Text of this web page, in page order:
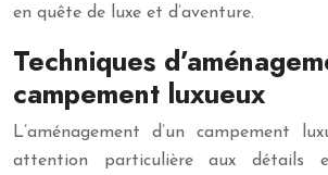
en quête de luxe et d’aventure.
Techniques
campement luxueux
L’aménagement d’un campement
attention particulière aux détails